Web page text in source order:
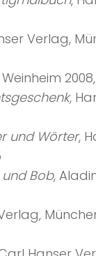
Verlag,
Weinheim
,
und Wörter,
Bob,